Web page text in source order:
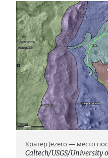
Кратер Jezero — место
Caltech/USGS/University